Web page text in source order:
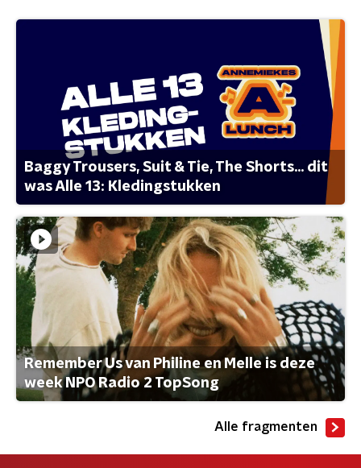
Baggy Trousers, Suit & Tie, The Shorts... dit
was Alle 13: Kledingstukken
Remember Us van Philine en Melle is deze
week NPO Radio 2 TopSong
Alle fragmenten